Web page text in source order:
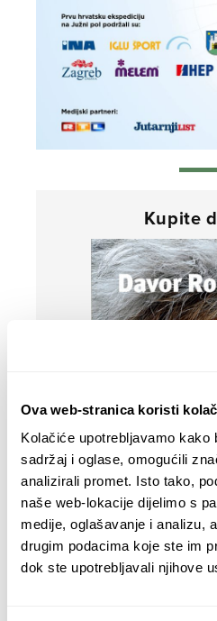
Ova web-stranica koristi
Kolačiće upotrebljavamo kako
sadržaj i oglase, omogućili
analizirali promet. Isto tako,
naše web-lokacije dijelimo s
medije, oglašavanje i analizu,
drugim podacima koje ste im
dok ste upotrebljavali njihove
Kupite